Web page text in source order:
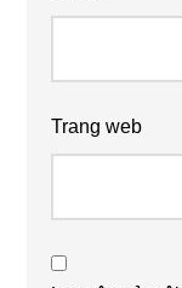
Trang web